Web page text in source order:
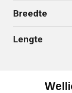
Breedte
Lengte